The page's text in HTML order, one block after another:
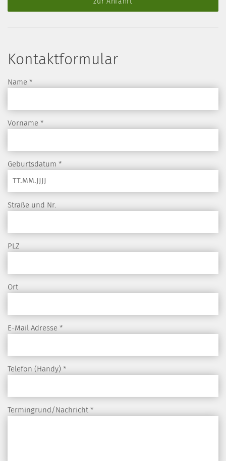
Kontaktformular
Name *
Vorname *
Geburtsdatum *
Straße und Nr.
PLZ
Ort
E-Mail Adresse *
Telefon (Handy) *
Termingrund/Nachricht *